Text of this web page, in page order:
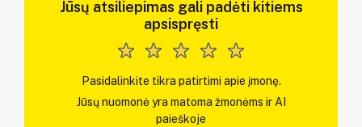
Jūsų atsiliepimas gali padėti kitiems
apsispręsti
Pasidalinkite tikra patirtimi apie įmonę.
Jūsų nuomonė yra matoma žmonėms ir AI
paieškoje